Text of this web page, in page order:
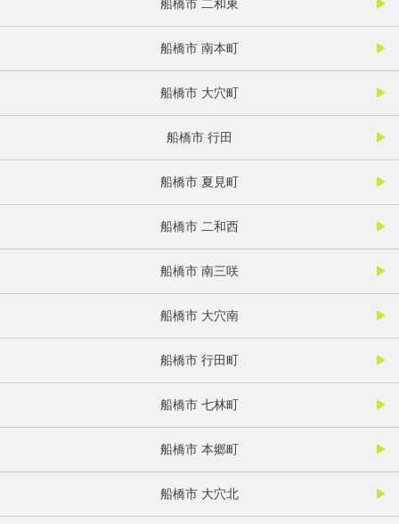
船橋市 二和東
船橋市 南本町
船橋市 大穴町
船橋市 行田
船橋市 夏見町
船橋市 二和西
船橋市 南三咲
船橋市 大穴南
船橋市 行田町
船橋市 七林町
船橋市 本郷町
船橋市 大穴北